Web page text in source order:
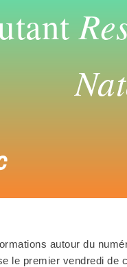
autour du
le premier vendredi de